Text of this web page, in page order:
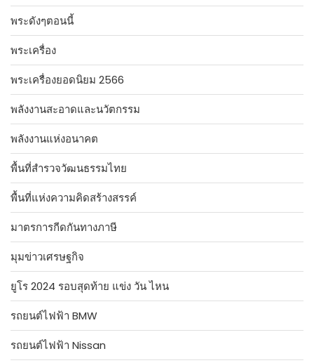
พระดังๆตอนนี้
พระเครื่อง
พระเครื่องยอดนิยม 2566
พลังงานสะอาดและนวัตกรรม
พลังงานแห่งอนาคต
พื้นที่สำรวจวัฒนธรรมไทย
พื้นที่แห่งความคิดสร้างสรรค์
มาตรการกีดกันทางภาษี
มุมข่าวเศรษฐกิจ
ยูโร 2024 รอบสุดท้าย แข่ง วัน ไหน
รถยนต์ไฟฟ้า BMW
รถยนต์ไฟฟ้า Nissan